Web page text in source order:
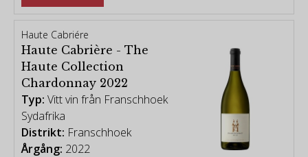
Haute Cabriére
Haute Cabrière - The
Haute Collection
Chardonnay 2022
Typ: Vitt vin från Franschhoek
Sydafrika
Distrikt: Franschhoek
Årgång: 2022